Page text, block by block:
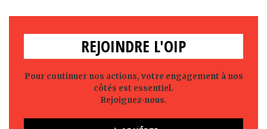
REJOINDRE L'OIP
Pour continuer nos actions, votre engagement à nos
côtés est essentiel.
Rejoignez-nous.